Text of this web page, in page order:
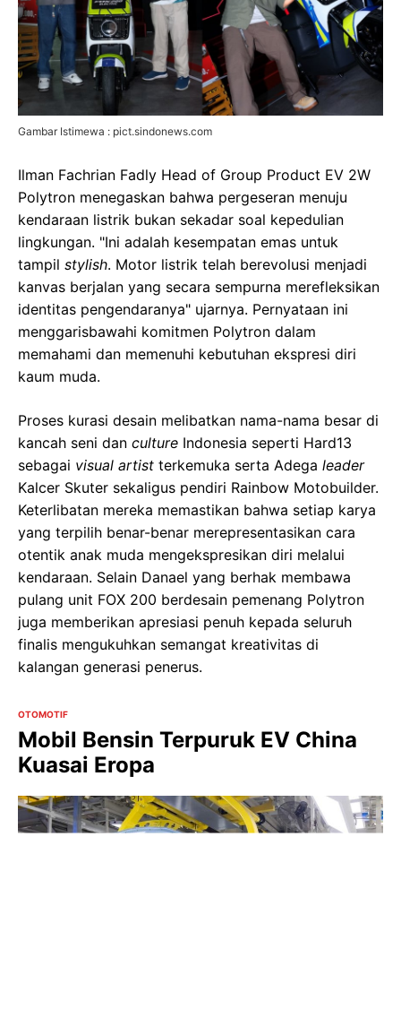
Gambar Istimewa : pict.sindonews.com
Ilman Fachrian Fadly Head of Group Product EV 2W
Polytron menegaskan bahwa pergeseran menuju
kendaraan listrik bukan sekadar soal kepedulian
lingkungan. "Ini adalah kesempatan emas untuk
tampil stylish. Motor listrik telah berevolusi menjadi
kanvas berjalan yang secara sempurna merefleksikan
identitas pengendaranya" ujarnya. Pernyataan ini
menggarisbawahi komitmen Polytron dalam
memahami dan memenuhi kebutuhan ekspresi diri
kaum muda.
Proses kurasi desain melibatkan nama-nama besar di
kancah seni dan culture Indonesia seperti Hard13
sebagai visual artist terkemuka serta Adega leader
Kalcer Skuter sekaligus pendiri Rainbow Motobuilder.
Keterlibatan mereka memastikan bahwa setiap karya
yang terpilih benar-benar merepresentasikan cara
otentik anak muda mengekspresikan diri melalui
kendaraan. Selain Danael yang berhak membawa
pulang unit FOX 200 berdesain pemenang Polytron
juga memberikan apresiasi penuh kepada seluruh
finalis mengukuhkan semangat kreativitas di
kalangan generasi penerus.
OTOMOTIF
Mobil Bensin Terpuruk EV China
Kuasai Eropa